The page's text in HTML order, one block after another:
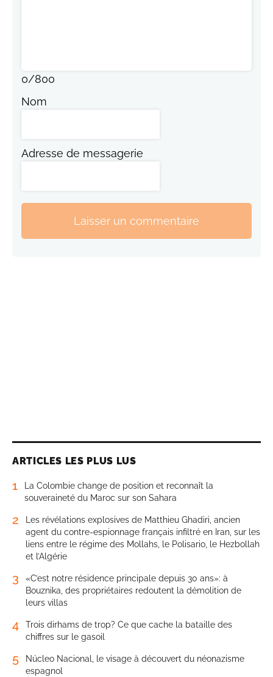
0/800
Nom
Adresse de messagerie
Laisser un commentaire
ARTICLES LES PLUS LUS
1
La Colombie change de position et reconnaît la
souveraineté du Maroc sur son Sahara
2
Les révélations explosives de Matthieu Ghadiri, ancien
agent du contre-espionnage français infiltré en Iran, sur les
liens entre le régime des Mollahs, le Polisario, le Hezbollah
et l’Algérie
3
«C’est notre résidence principale depuis 30 ans»: à
Bouznika, des propriétaires redoutent la démolition de
leurs villas
4
Trois dirhams de trop? Ce que cache la bataille des
chiffres sur le gasoil
5
Núcleo Nacional, le visage à découvert du néonazisme
espagnol